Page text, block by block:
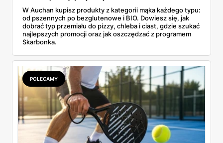
W Auchan kupisz produkty z kategorii mąka każdego typu:
od pszennych po bezglutenowe i BIO. Dowiesz się, jak
dobrać typ przemiału do pizzy, chleba i ciast, gdzie szukać
najlepszych promocji oraz jak oszczędzać z programem
Skarbonka.
POLECAMY